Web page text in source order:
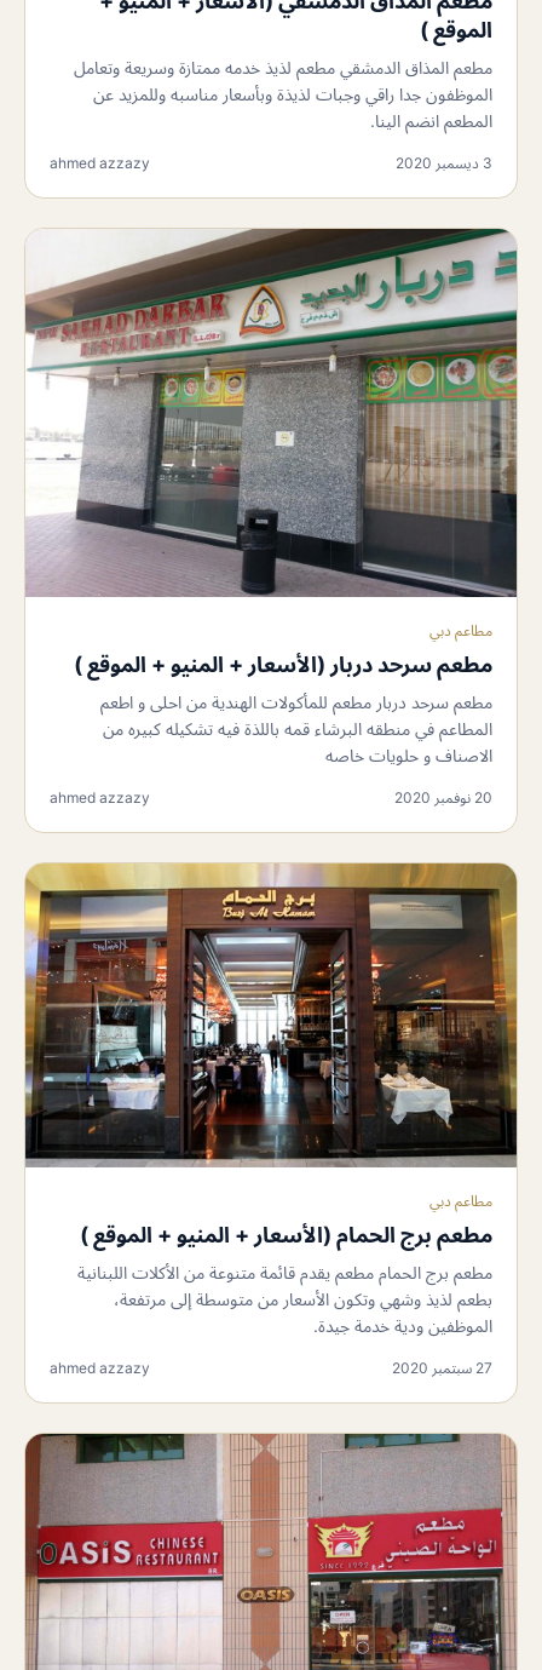
الموقع )
مطعم المذاق الدمشقي مطعم لذيذ خدمه ممتازة وسريعة وتعامل
الموظفون جدا راقي وجبات لذيذة وبأسعار مناسبه وللمزيد عن
المطعم انضم الينا.
3 ديسمبر 2020 ahmed azzazy
مطاعم دبي
مطعم سرحد دربار (الأسعار + المنيو + الموقع )
مطعم سرحد دربار مطعم للمأكولات الهندية من احلى و اطعم
المطاعم في منطقه البرشاء قمه باللذة فيه تشكيله كبيره من
الاصناف و حلويات خاصه
20 نوفمبر 2020 ahmed azzazy
مطاعم دبي
مطعم برج الحمام (الأسعار + المنيو + الموقع )
مطعم برج الحمام مطعم يقدم قائمة متنوعة من الأكلات اللبنانية
بطعم لذيذ وشهي وتكون الأسعار من متوسطة إلى مرتفعة،
الموظفين ودية خدمة جيدة.
27 سبتمبر 2020 ahmed azzazy